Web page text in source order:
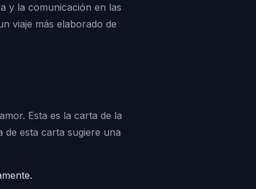
y la comunicación en las
viaje más elaborado de
Esta es la carta de la
de esta carta sugiere una